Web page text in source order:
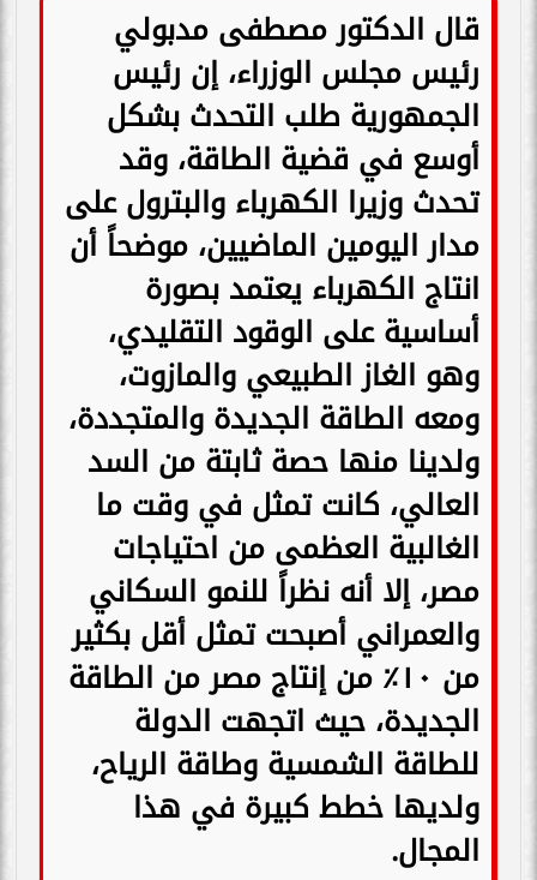
قال الدكتور مصطفى مدبولي
رئيس مجلس الوزراء، إن رئيس
الجمهورية طلب التحدث بشكل
أوسع في قضية الطاقة، وقد
تحدث وزيرا الكهرباء والبترول على
مدار اليومين الماضيين، موضحاً أن
انتاج الكهرباء يعتمد بصورة
أساسية على الوقود التقليدي،
وهو الغاز الطبيعي والمازوت،
ومعه الطاقة الجديدة والمتجددة،
ولدينا منها حصة ثابتة من السد
العالي، كانت تمثل في وقت ما
الغالبية العظمى من احتياجات
مصر، إلا أنه نظراً للنمو السكاني
والعمراني أصبحت تمثل أقل بكثير
من ١٠٪؜ من إنتاج مصر من الطاقة
الجديدة، حيث اتجهت الدولة
للطاقة الشمسية وطاقة الرياح،
ولديها خطط كبيرة في هذا
المجال.